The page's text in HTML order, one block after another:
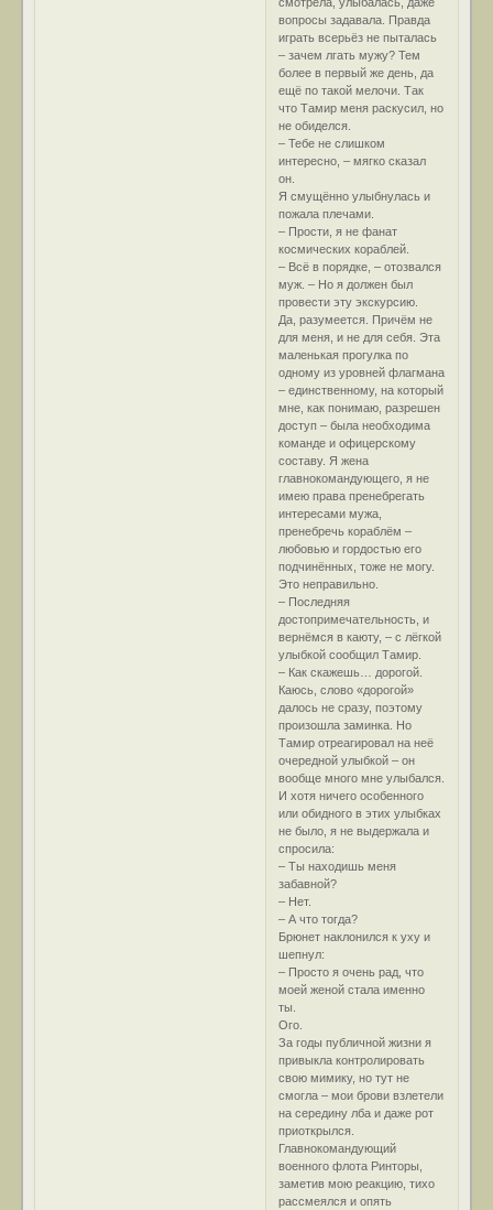
вопросы задавала. Правда
играть всерьёз не пыталась
– зачем лгать мужу? Тем
более в первый же день, да
ещё по такой мелочи. Так
что Тамир меня раскусил, но
не обиделся.
– Тебе не слишком
интересно, – мягко сказал
он.
Я смущённо улыбнулась и
пожала плечами.
– Прости, я не фанат
космических кораблей.
– Всё в порядке, – отозвался
муж. – Но я должен был
провести эту экскурсию.
Да, разумеется. Причём не
для меня, и не для себя. Эта
маленькая прогулка по
одному из уровней флагмана
– единственному, на который
мне, как понимаю, разрешен
доступ – была необходима
команде и офицерскому
составу. Я жена
главнокомандующего, я не
имею права пренебрегать
интересами мужа,
пренебречь кораблём –
любовью и гордостью его
подчинённых, тоже не могу.
Это неправильно.
– Последняя
достопримечательность, и
вернёмся в каюту, – с лёгкой
улыбкой сообщил Тамир.
– Как скажешь… дорогой.
Каюсь, слово «дорогой»
далось не сразу, поэтому
произошла заминка. Но
Тамир отреагировал на неё
очередной улыбкой – он
вообще много мне улыбался.
И хотя ничего особенного
или обидного в этих улыбках
не было, я не выдержала и
спросила:
– Ты находишь меня
забавной?
– Нет.
– А что тогда?
Брюнет наклонился к уху и
шепнул:
– Просто я очень рад, что
моей женой стала именно
ты.
Ого.
За годы публичной жизни я
привыкла контролировать
свою мимику, но тут не
смогла – мои брови взлетели
на середину лба и даже рот
приоткрылся.
Главнокомандующий
военного флота Ринторы,
заметив мою реакцию, тихо
рассмеялся и опять